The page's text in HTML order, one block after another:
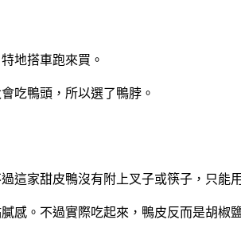
地搭車跑來買。
吃鴨頭，所以選了鴨脖。
這家甜皮鴨沒有附上叉子或筷子，只能
感。不過實際吃起來，鴨皮反而是胡